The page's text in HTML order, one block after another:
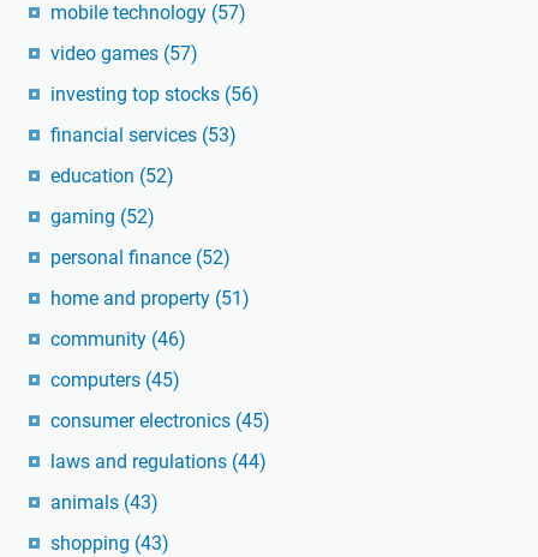
mobile technology (57)
video games (57)
investing top stocks (56)
financial services (53)
education (52)
gaming (52)
personal finance (52)
home and property (51)
community (46)
computers (45)
consumer electronics (45)
laws and regulations (44)
animals (43)
shopping (43)